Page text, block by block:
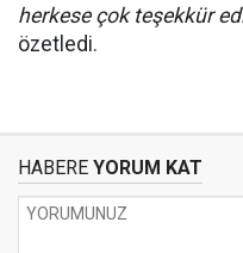
herkese çok teşekkür
özetledi.
HABERE YORUM KAT